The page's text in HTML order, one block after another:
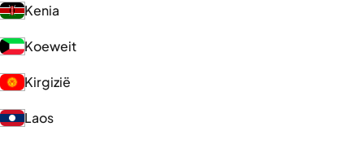
Kenia
Koeweit
Kirgizië
Laos